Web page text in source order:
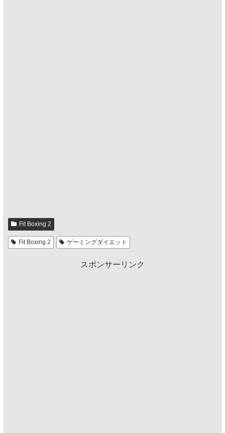
Fit Boxing 2
Fit Boxing 2 ゲーミングダイエット
スポンサーリンク